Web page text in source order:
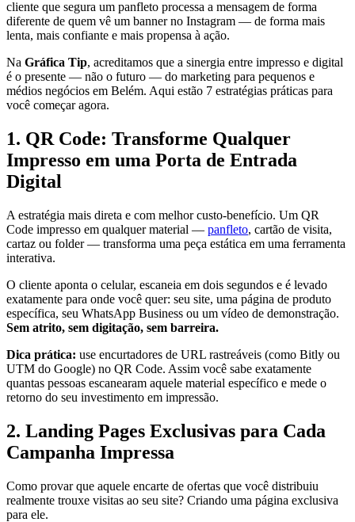
cliente que segura um panfleto processa a mensagem de forma
diferente de quem vê um banner no Instagram — de forma mais
lenta, mais confiante e mais propensa à ação.
Na Gráfica Tip, acreditamos que a sinergia entre impresso e digital
é o presente — não o futuro — do marketing para pequenos e
médios negócios em Belém. Aqui estão 7 estratégias práticas para
você começar agora.
1. QR Code: Transforme Qualquer
Impresso em uma Porta de Entrada
Digital
A estratégia mais direta e com melhor custo-benefício. Um QR
Code impresso em qualquer material — panfleto, cartão de visita,
cartaz ou folder — transforma uma peça estática em uma ferramenta
interativa.
O cliente aponta o celular, escaneia em dois segundos e é levado
exatamente para onde você quer: seu site, uma página de produto
específica, seu WhatsApp Business ou um vídeo de demonstração.
Sem atrito, sem digitação, sem barreira.
Dica prática: use encurtadores de URL rastreáveis (como Bitly ou
UTM do Google) no QR Code. Assim você sabe exatamente
quantas pessoas escanearam aquele material específico e mede o
retorno do seu investimento em impressão.
2. Landing Pages Exclusivas para Cada
Campanha Impressa
Como provar que aquele encarte de ofertas que você distribuiu
realmente trouxe visitas ao seu site? Criando uma página exclusiva
para ele.